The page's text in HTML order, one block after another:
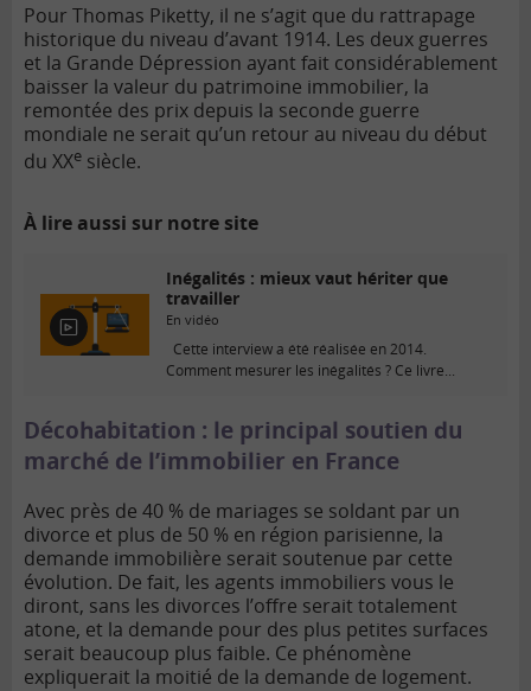
Pour Thomas Piketty, il ne s’agit que du rattrapage
historique du niveau d’avant 1914. Les deux guerres
et la Grande Dépression ayant fait considérablement
baisser la valeur du patrimoine immobilier, la
remontée des prix depuis la seconde guerre
mondiale ne serait qu’un retour au niveau du début
du XXe siècle.
À lire aussi sur notre site
E
n
é
o
Inégalités : mieux vaut hériter que
travailler
En vidéo
Cette interview a été réalisée en 2014.
Comment mesurer les inégalités ? Ce livre...
Décohabitation : le principal soutien du
marché de l’immobilier en France
Avec près de 40 % de mariages se soldant par un
divorce et plus de 50 % en région parisienne, la
demande immobilière serait soutenue par cette
évolution. De fait, les agents immobiliers vous le
diront, sans les divorces l’offre serait totalement
atone, et la demande pour des plus petites surfaces
serait beaucoup plus faible. Ce phénomène
expliquerait la moitié de la demande de logement.